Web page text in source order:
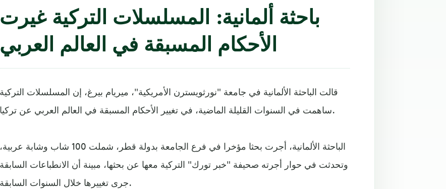
باحثة ألمانية: المسلسلات التركية غيرت
الأحكام المسبقة في العالم العربي
قالت الباحثة الألمانية في جامعة "نورثويسترن الأمريكية"، ميريام بيرغ، إن المسلسلات التركية
ساهمت في السنوات القليلة الماضية، في تغيير الأحكام المسبقة في العالم العربي عن تركيا.
الباحثة الألمانية، أجرت بحثا مؤخرا في فرع الجامعة بدولة قطر، شملت 100 شاب وشابة عربية،
وتحدثت في حوار أجرته صحيفة "خبر تورك" التركية معها عن بحثها، مبينة أن الانطباعات السابقة
جرى تغييرها خلال السنوات السابقة.